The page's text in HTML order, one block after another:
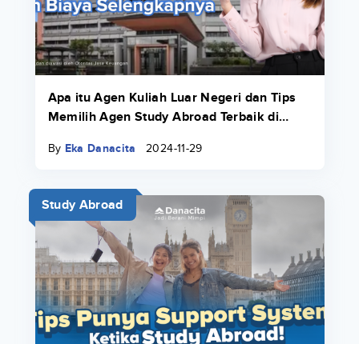
Apa itu Agen Kuliah Luar Negeri dan Tips
Memilih Agen Study Abroad Terbaik di
By Eka Danacita 2024-11-29
Study Abroad